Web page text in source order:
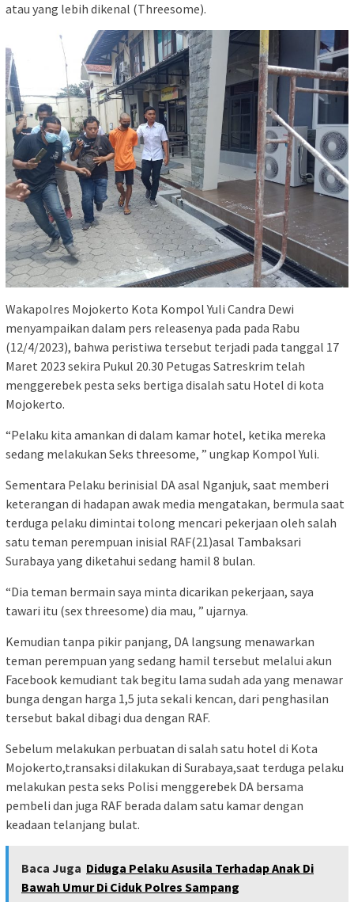
atau yang lebih dikenal (Threesome).
Wakapolres Mojokerto Kota Kompol Yuli Candra Dewi
menyampaikan dalam pers releasenya pada pada Rabu
(12/4/2023), bahwa peristiwa tersebut terjadi pada tanggal 17
Maret 2023 sekira Pukul 20.30 Petugas Satreskrim telah
menggerebek pesta seks bertiga disalah satu Hotel di kota
Mojokerto.
“Pelaku kita amankan di dalam kamar hotel, ketika mereka
sedang melakukan Seks threesome, ” ungkap Kompol Yuli.
Sementara Pelaku berinisial DA asal Nganjuk, saat memberi
keterangan di hadapan awak media mengatakan, bermula saat
terduga pelaku dimintai tolong mencari pekerjaan oleh salah
satu teman perempuan inisial RAF(21)asal Tambaksari
Surabaya yang diketahui sedang hamil 8 bulan.
“Dia teman bermain saya minta dicarikan pekerjaan, saya
tawari itu (sex threesome) dia mau, ” ujarnya.
Kemudian tanpa pikir panjang, DA langsung menawarkan
teman perempuan yang sedang hamil tersebut melalui akun
Facebook kemudiant tak begitu lama sudah ada yang menawar
bunga dengan harga 1,5 juta sekali kencan, dari penghasilan
tersebut bakal dibagi dua dengan RAF.
Sebelum melakukan perbuatan di salah satu hotel di Kota
Mojokerto,transaksi dilakukan di Surabaya,saat terduga pelaku
melakukan pesta seks Polisi menggerebek DA bersama
pembeli dan juga RAF berada dalam satu kamar dengan
keadaan telanjang bulat.
Baca Juga Diduga Pelaku Asusila Terhadap Anak Di
Bawah Umur Di Ciduk Polres Sampang